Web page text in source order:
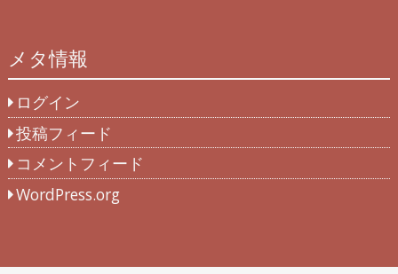
メタ情報
ログイン
投稿フィード
コメントフィード
WordPress.org